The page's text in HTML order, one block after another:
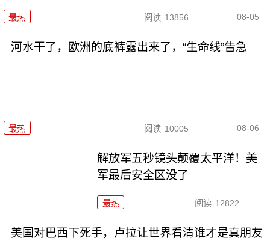
最热 阅读 13856 08-05
河水干了，欧洲的底裤露出来了，“生命线”告急
最热 阅读 10005 08-06
解放军五秒镜头颠覆太平洋！美
军最后安全区没了
最热 阅读 12822
美国对巴西下死手，卢拉让世界看清谁才是真朋友